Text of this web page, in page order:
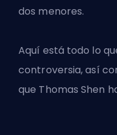
dos menores.
Aquí está todo lo
controversia, así
que Thomas Shen